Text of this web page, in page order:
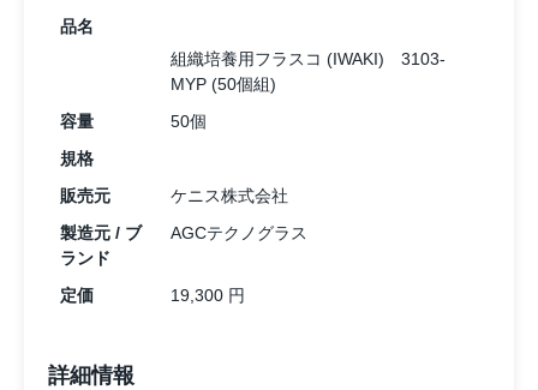
品名
組織培養用フラスコ (IWAKI) 3103-
MYP (50個組)
容量
50個
規格
販売元
ケニス株式会社
製造元 / ブ
ランド
AGCテクノグラス
定価 19,300 円
詳細情報